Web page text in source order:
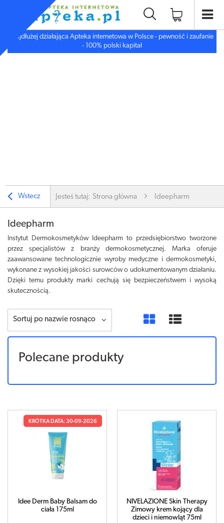
Najdłużej działająca Apteka internetowa w Polsce - pewność i zaufanie
- 100% polski kapitał
Wstecz Jesteś tutaj: Strona główna Ideepharm
Ideepharm
Instytut Dermokosmetyków Ideepharm to przedsiębiorstwo tworzone
przez specjalistów z branży dermokosmetycznej. Marka oferuje
zaawansowane technologicznie wyroby medyczne i dermokosmetyki,
wykonane z wysokiej jakości surowców o udokumentowanym działaniu.
Dzięki temu produkty marki cechują się bezpieczeństwem i wysoką
skutecznością.
Sortuj po nazwie rosnąco
Polecane produkty
KRÓTKA DATA: 30-09-2026
Idee Derm Baby Balsam do
ciała 175ml
NIVELAZIONE Skin Therapy
Zimowy krem kojący dla
dzieci i niemowląt 75ml